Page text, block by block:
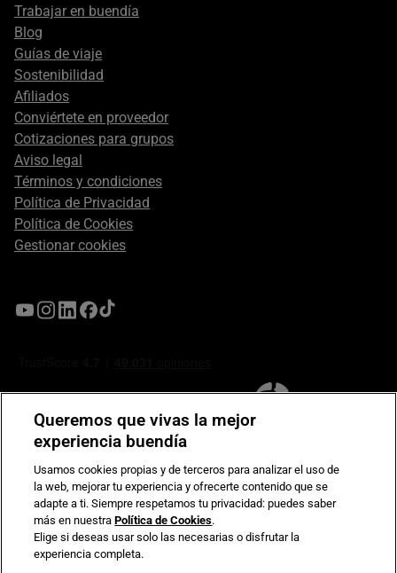
Trabajar en buendía
Blog
Guías de viaje
Sostenibilidad
Afiliados
Conviértete en proveedor
Cotizaciones para grupos
Aviso legal
Términos y condiciones
Política de Privacidad
Política de Cookies
Gestionar cookies
Compromiso de seguridad en pagos electrónicos
Queremos que vivas la mejor
experiencia buendía
Usamos cookies propias y de terceros para analizar el uso de
la web, mejorar tu experiencia y ofrecerte contenido que se
adapte a ti. Siempre respetamos tu privacidad: puedes saber
más en nuestraPolítica de Cookies.
Elige si deseas usar solo las necesarias o disfrutar la
experiencia completa.